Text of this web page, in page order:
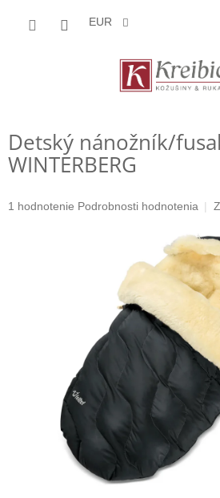
EUR
Detský nánožník/
WINTERBERG
Priemerné
1 hodnotenie Podrobnosti hodnotenia